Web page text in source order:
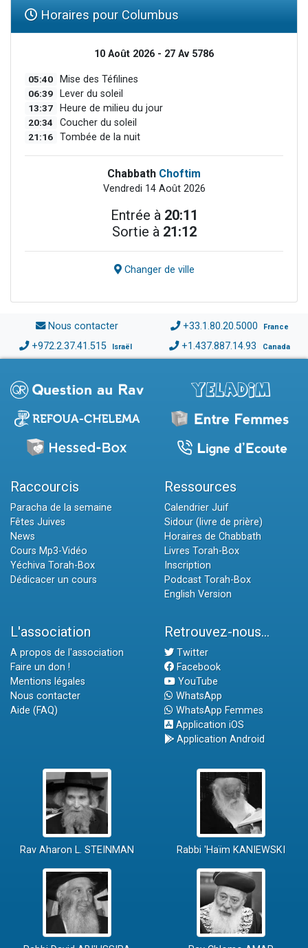
Horaires pour Columbus
10 Août 2026 - 27 Av 5786
05:40 Mise des Téfilines
06:39 Lever du soleil
13:37 Heure de milieu du jour
20:34 Coucher du soleil
21:16 Tombée de la nuit
Chabbath Choftim
Vendredi 14 Août 2026
Entrée à 20:11
Sortie à 21:12
Changer de ville
Nous contacter +33.1.80.20.5000 France
+972.2.37.41.515 Israël +1.437.887.14.93 Canada
Raccourcis
Paracha de la semaine
Fêtes Juives
News
Cours Mp3-Vidéo
Yéchiva Torah-Box
Dédicacer un cours
Ressources
Calendrier Juif
Sidour (livre de prière)
Horaires de Chabbath
Livres Torah-Box
Inscription
Podcast Torah-Box
English Version
L'association
A propos de l'association
Faire un don !
Mentions légales
Nous contacter
Aide (FAQ)
Retrouvez-nous...
Twitter
Facebook
YouTube
WhatsApp
WhatsApp Femmes
Application iOS
Application Android
Rav Aharon L. STEINMAN Rabbi 'Haïm KANIEWSKI